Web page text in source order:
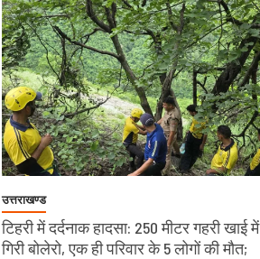
उत्तराखण्ड
टिहरी में दर्दनाक हादसा: 250 मीटर गहरी खाई में
गिरी बोलेरो, एक ही परिवार के 5 लोगों की मौत;